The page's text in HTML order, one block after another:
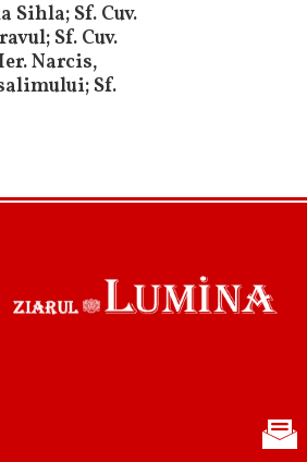
Sihla; Sf. Cuv.
Sf. Cuv.
Narcis,
Sf.